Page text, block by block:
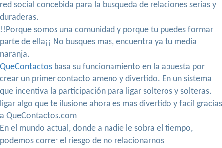
red social concebida para la busqueda de relaciones serias y
duraderas.
!!Porque somos una comunidad y porque tu puedes formar
parte de ella¡¡ No busques mas, encuentra ya tu media
naranja.
QueContactos basa su funcionamiento en la apuesta por
crear un primer contacto ameno y divertido. En un sistema
que incentiva la participación para ligar solteros y solteras.
ligar algo que te ilusione ahora es mas divertido y facil gracias
a QueContactos.com
En el mundo actual, donde a nadie le sobra el tiempo,
podemos correr el riesgo de no relacionarnos